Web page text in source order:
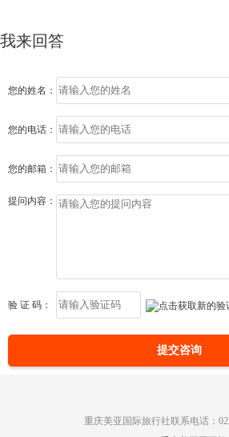
我来回答
您的姓名：
您的电话：
您的邮箱：
提问内容：
验 证 码：
提交咨询
重庆美亚国际旅行社联系电话：